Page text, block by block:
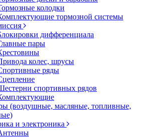
колодки
тормозной системы
дифференциала
пары
колес, шрусы
ряды
спортивных рядов
(воздушные, масляные, топливные,
и электроника